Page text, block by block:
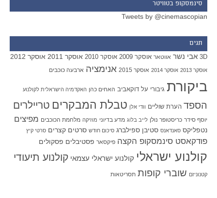
סינמסקופ בטוויטר
Tweets by @cinemascopian
תגים
3D אבי נשר אווטאר אוסקר 2009 אוסקר 2010 אוסקר 2011 אוסקר 2012
אוסקר 2013 אוסקר 2014 אוסקר 2015 אנימציה ארבעה כוכבים
ביקורת גיבורי על דוקאביב האחים כהן האקדמיה הישראלית לקולנוע
הספד הערת שוליים וודי אלן טבלת המבקרים טריילרים
יוסף סידר כריסטופר נולן לייב בלוג מדע בדיוני מוזיקה מלחמת הכוכבים מפיצים
נטפליקס סאנדאנס סטיבן ספילברג סיכום חודש סרטים קצרים סרטי קיץ
פודקאסט סינמסקופ הקצה פיקסאר פסטיבלים פסקולים
קולנוע ישראלי קולנוע ישראלי עצמאי קולנוע תיעודי
קטנוניזם שוברי קופות תסריטאות